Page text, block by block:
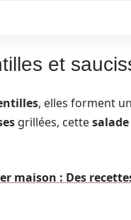
et
, elles forment
grillées, cettesalade
maison : Des